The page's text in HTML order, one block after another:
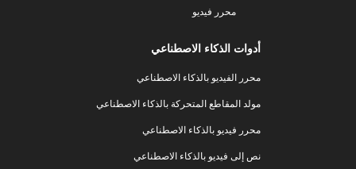
محرر فيديو
أدوات الذكاء الاصطناعي
محرر الفيديو بالذكاء الاصطناعي
مولد المقاطع المتحركة بالذكاء الاصطناعي
محرر فيديو بالذكاء الاصطناعي
نص إلى فيديو بالذكاء الاصطناعي